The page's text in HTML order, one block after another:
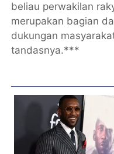
beliau perwakilan
merupakan bagian
dukungan
tandasnya.***